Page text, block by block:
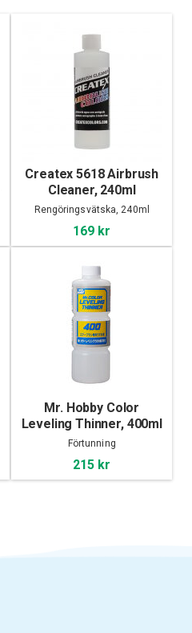
Createx 5618 Airbrush
Cleaner, 240ml
Rengöringsvätska, 240ml
169 kr
Mr. Hobby Color
Leveling Thinner, 400ml
Förtunning
215 kr